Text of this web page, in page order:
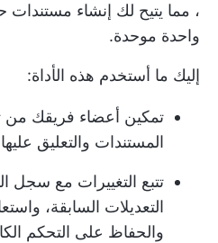
، مما يتيح لك إنشاء مستندات
واحدة موحدة.
إليك ما أستخدم هذه الأداة:
تمكين أعضاء فريقك
المستندات والتعليق
تتبع التغييرات مع سجل
التعديلات السابقة،
والحفاظ على التحكم